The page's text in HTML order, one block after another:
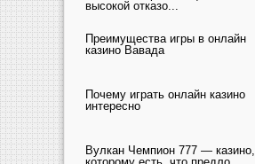
высокой отказо...
Преимущества игры в онлайн
казино Вавада
Почему играть онлайн казино
интересно
Вулкан Чемпион 777 — казино,